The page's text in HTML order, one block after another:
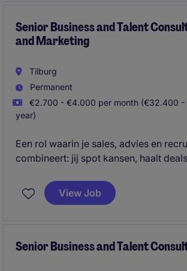
Senior Business and Talent
and Marketing
Tilburg
Permanent
€2.700 - €4.000 per month (€32.400
year)
Een rol waarin je sales, advies en
combineert: jij spot kansen, haalt
View Job
Senior Business and Talent